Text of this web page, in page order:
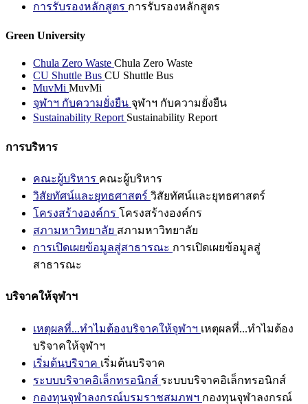
การรับรองหลักสูตร การรับรองหลักสูตร
Green University
Chula Zero Waste Chula Zero Waste
CU Shuttle Bus CU Shuttle Bus
MuvMi MuvMi
จุฬาฯ กับความยั่งยืน จุฬาฯ กับความยั่งยืน
Sustainability Report Sustainability Report
การบริหาร
คณะผู้บริหาร คณะผู้บริหาร
วิสัยทัศน์และยุทธศาสตร์ วิสัยทัศน์และยุทธศาสตร์
โครงสร้างองค์กร โครงสร้างองค์กร
สภามหาวิทยาลัย สภามหาวิทยาลัย
การเปิดเผยข้อมูลสู่สาธารณะ การเปิดเผยข้อมูลสู่
สาธารณะ
บริจาคให้จุฬาฯ
เหตุผลที่...ทำไมต้องบริจาคให้จุฬาฯ เหตุผลที่...ทำไมต้อง
บริจาคให้จุฬาฯ
เริ่มต้นบริจาค เริ่มต้นบริจาค
ระบบบริจาคอิเล็กทรอนิกส์ ระบบบริจาคอิเล็กทรอนิกส์
กองทุนจุฬาลงกรณ์บรมราชสมภพฯ กองทุนจุฬาลงกรณ์